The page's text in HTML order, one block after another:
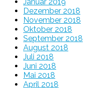
Dezember 2018
November 2018
Oktober 2018
September 2018
August 2018
Juli 2018
Juni 2018
Mai 2018
April 2018